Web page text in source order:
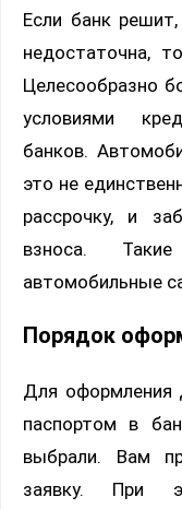
Если банк
недостаточна,
Целесообразно
условиями
банков.
это не
рассрочку, и
взноса.
автомобильные
Порядок
Для оформления
паспортом в
выбрали. Вам
заявку. При